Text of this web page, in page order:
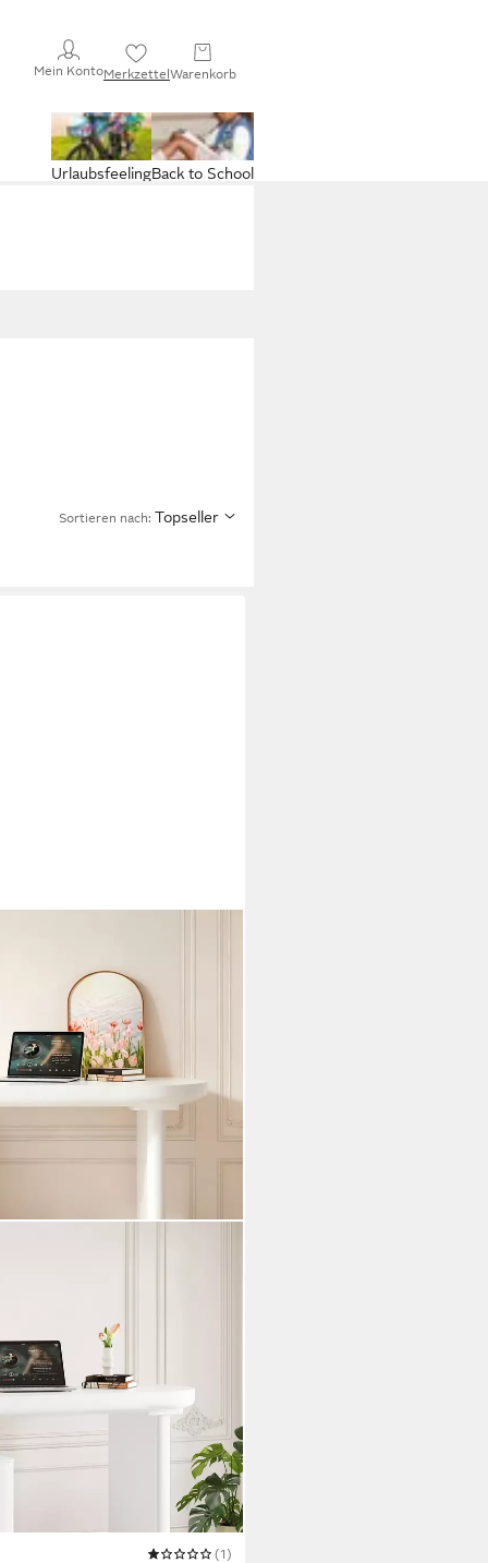
Mein KontoMerkzettelWarenkorb
Back to School
Urlaubsfeeling
Sortieren nach: Topseller
(1)